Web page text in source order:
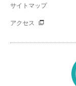
サイトマップ
アクセス